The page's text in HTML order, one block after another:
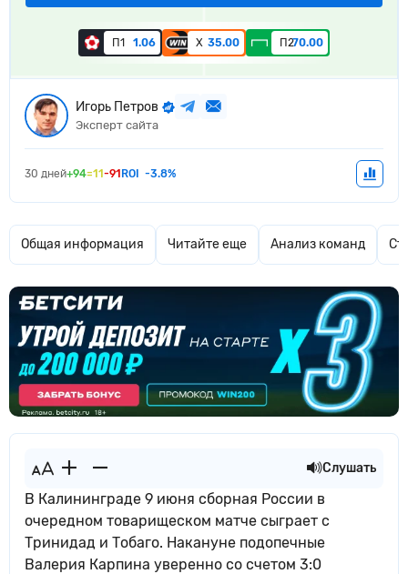
П1 1.06 Х 35.00 П270.00
Игорь Петров
Эксперт сайта
30 дней+94=11 -91 ROI -3.8%
Общая информация Читайте еще Анализ команд
Слушать
В Калининграде 9 июня сборная России в
очередном товарищеском матче сыграет с
Тринидад и Тобаго. Накануне подопечные
Валерия Карпина уверенно со счетом 3:0